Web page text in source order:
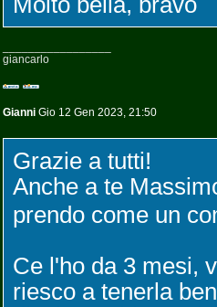
giancarlo
Gianni Gio 12 Gen 2023, 21:50
Grazie a tutti!
Anche a te
prendo come un
Ce l'ho da 3 mesi,
riesco a tenerla